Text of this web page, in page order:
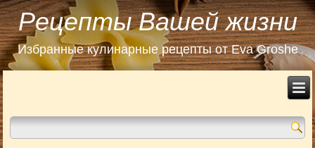
Рецепты Вашей жизни
Избранные кулинарные рецепты от Eva Groshe